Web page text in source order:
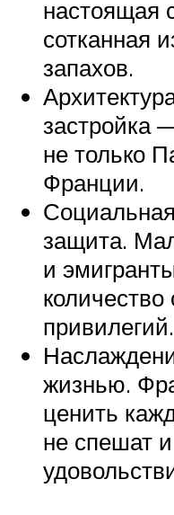
настоящая
сотканная
запахов.
застройка
не только
Франции.
Социальная
защита.
и
привилегий.
жизнью.
ценить
не спешат